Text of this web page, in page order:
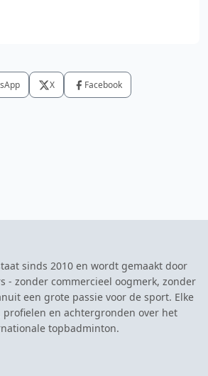
X Facebook
sinds 2010 en wordt gemaakt door
- zonder commercieel oogmerk, zonder
een grote passie voor de sport. Elke
en achtergronden over het
topbadminton.